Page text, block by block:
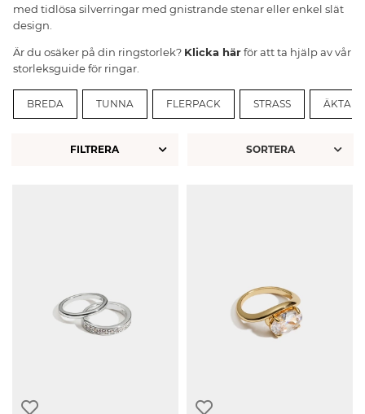
med tidlösa silverringar med gnistrande stenar eller enkel slät
design.
Är du osäker på din ringstorlek? Klicka härför att ta hjälp av vår
storleksguide för ringar
BREDA TUNNA FLERPACK STRASS ÄKTA
FILTRERA